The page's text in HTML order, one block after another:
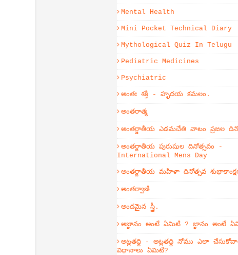
Mental Health
Mini Pocket Technical Diary
Mythological Quiz In Telugu
Pediatric Medicines
Psychiatric
అంతః శక్తి - హృదయ కమలం.
అంతరాత్మ
అంతర్జాతీయ ఎడమచేతి వాటం ప్రజల
అంతర్జాతీయ పురుషుల దినోత్సవం -
International Mens Day
అంతర్జాతీయ మహిళా దినోత్సవ
అంతర్వాణి
అందమైన స్త్రీ.
అజ్ఞానం అంటే ఏమిటి ? జ్ఞానం అంటే
అట్లతద్ది - అట్లతద్ది నోము ఎలా
విధానాలు ఏమిటి?